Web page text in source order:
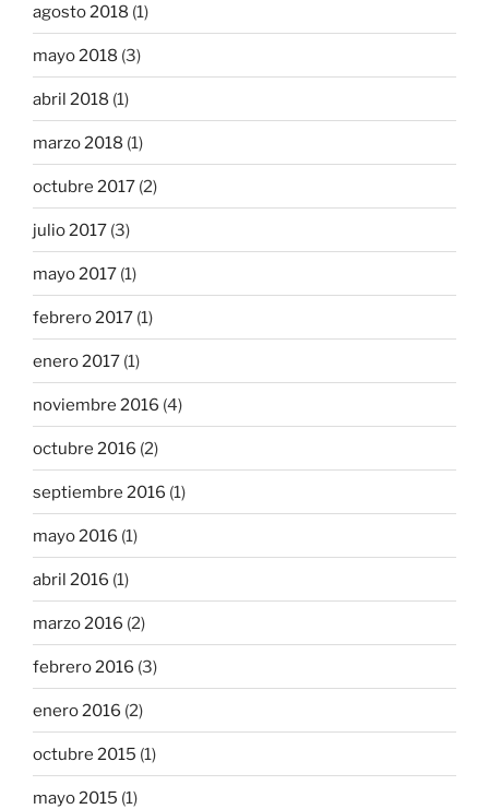
agosto 2018 (1)
mayo 2018 (3)
abril 2018 (1)
marzo 2018 (1)
octubre 2017 (2)
julio 2017 (3)
mayo 2017 (1)
febrero 2017 (1)
enero 2017 (1)
noviembre 2016 (4)
octubre 2016 (2)
septiembre 2016 (1)
mayo 2016 (1)
abril 2016 (1)
marzo 2016 (2)
febrero 2016 (3)
enero 2016 (2)
octubre 2015 (1)
mayo 2015 (1)